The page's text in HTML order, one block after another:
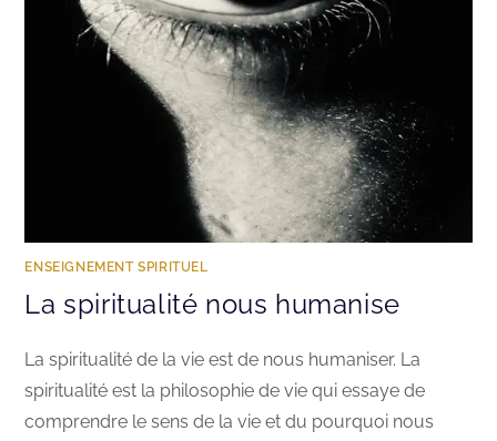
ENSEIGNEMENT SPIRITUEL
La spiritualité nous humanise
La spiritualité de la vie est de nous humaniser. La
spiritualité est la philosophie de vie qui essaye de
comprendre le sens de la vie et du pourquoi nous